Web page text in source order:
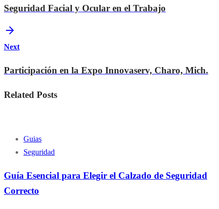
Seguridad Facial y Ocular en el Trabajo
Next
Participación en la Expo Innovaserv, Charo, Mich.
Related Posts
Guias
Seguridad
Guía Esencial para Elegir el Calzado de Seguridad
Correcto